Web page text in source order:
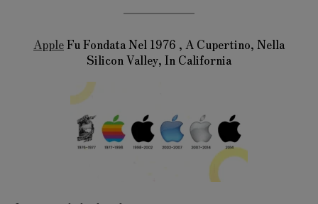
AppleFu Fondata Nel 1976 , A Cupertino, Nella
Silicon Valley, In California